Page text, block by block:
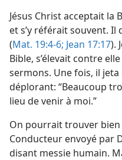
Jésus Christ acceptait la
et s’y référait souvent. Il
(Mat. 19:4-6; Jean 17:17).
Bible, s’élevait contre
sermons. Une fois, il
déplorant: “Beaucoup
lieu de venir à moi.”
On pourrait trouver bien
Conducteur envoyé par
disant messie humain.